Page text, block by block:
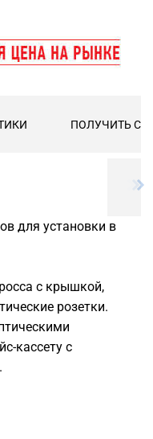
ПОЛУЧИТЬ
для установки в
с крышкой,
розетки.
кассету с